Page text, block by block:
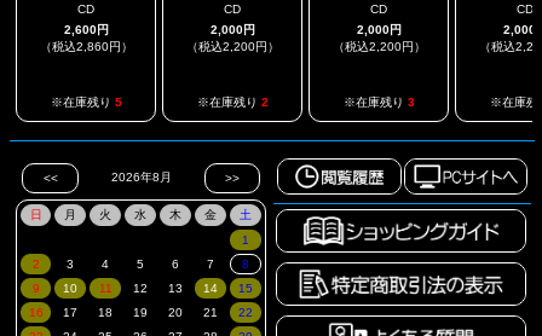
CD
2,600円
（税込2,860円）
※在庫残り 5
CD
2,000円
（税込2,200円）
※在庫残り 2
CD
2,000円
（税込2,200円）
※在庫残り 3
CD
2,000
（税込
※在庫残